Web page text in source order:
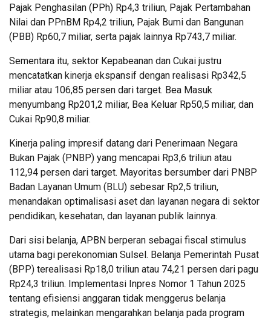
Pajak Penghasilan (PPh) Rp4,3 triliun, Pajak Pertambahan
Nilai dan PPnBM Rp4,2 triliun, Pajak Bumi dan Bangunan
(PBB) Rp60,7 miliar, serta pajak lainnya Rp743,7 miliar.
Sementara itu, sektor Kepabeanan dan Cukai justru
mencatatkan kinerja ekspansif dengan realisasi Rp342,5
miliar atau 106,85 persen dari target. Bea Masuk
menyumbang Rp201,2 miliar, Bea Keluar Rp50,5 miliar, dan
Cukai Rp90,8 miliar.
Kinerja paling impresif datang dari Penerimaan Negara
Bukan Pajak (PNBP) yang mencapai Rp3,6 triliun atau
112,94 persen dari target. Mayoritas bersumber dari PNBP
Badan Layanan Umum (BLU) sebesar Rp2,5 triliun,
menandakan optimalisasi aset dan layanan negara di sektor
pendidikan, kesehatan, dan layanan publik lainnya.
Dari sisi belanja, APBN berperan sebagai fiscal stimulus
utama bagi perekonomian Sulsel. Belanja Pemerintah Pusat
(BPP) terealisasi Rp18,0 triliun atau 74,21 persen dari pagu
Rp24,3 triliun. Implementasi Inpres Nomor 1 Tahun 2025
tentang efisiensi anggaran tidak menggerus belanja
strategis, melainkan mengarahkan belanja pada program